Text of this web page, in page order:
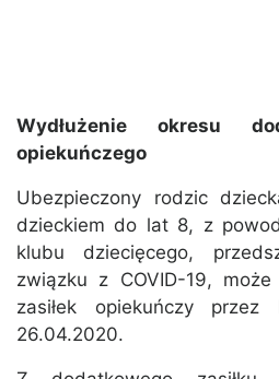
Wydłużenie okresu
opiekuńczego
Ubezpieczony rodzic
dzieckiem do lat 8, z
klubu dziecięcego,
związku z COVID-19,
zasiłek opiekuńczy
26.04.2020.